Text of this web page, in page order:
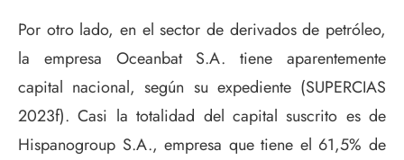
Por otro lado, en el sector de derivados de petróleo,
la empresa Oceanbat S.A. tiene aparentemente
capital nacional, según su expediente (SUPERCIAS
2023f). Casi la totalidad del capital suscrito es de
Hispanogroup S.A., empresa que tiene el 61,5% de